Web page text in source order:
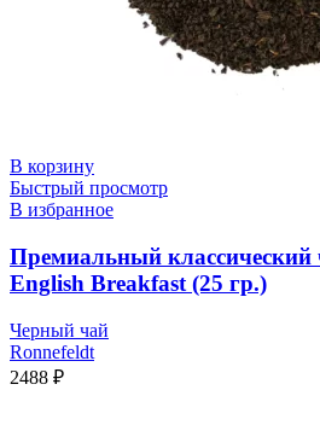
В корзину
Быстрый просмотр
В избранное
Премиальный классический
English Breakfast (25 гр.)
Черный чай
Ronnefeldt
2488 ₽